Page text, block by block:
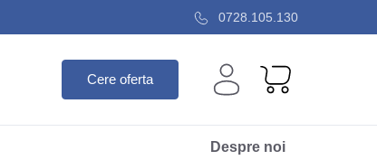
0728.105.130
Cere oferta
Despre noi